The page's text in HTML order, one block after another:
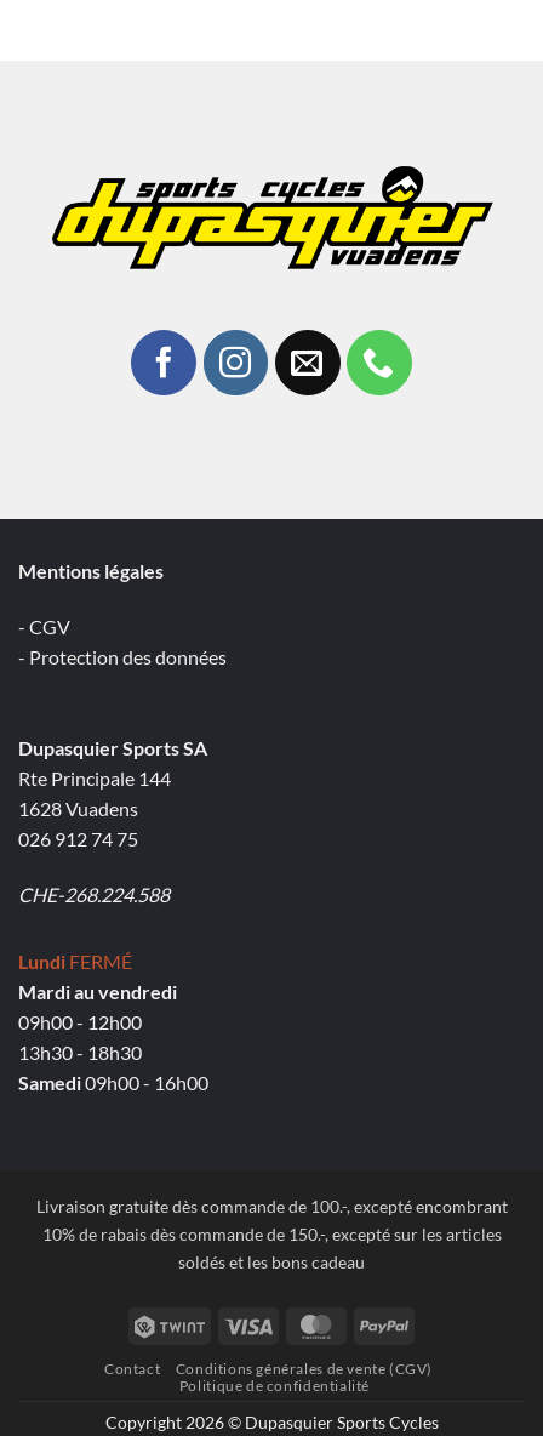
Mentions légales
- CGV
- Protection des données
Dupasquier Sports SA
Rte Principale 144
1628 Vuadens
026 912 74 75
CHE-268.224.588
Lundi FERMÉ
Mardi au vendredi
09h00 - 12h00
13h30 - 18h30
Samedi09h00 - 16h00
Livraison gratuite dès commande de 100.-, excepté encombrant
10% de rabais dès commande de 150.-, excepté sur les articles
soldés et les bons cadeau
Twint Visa MasterCardPayPal
Contact
Conditions générales de vente (CGV)
Politique de confidentialité
Copyright 2026 © Dupasquier Sports Cycles